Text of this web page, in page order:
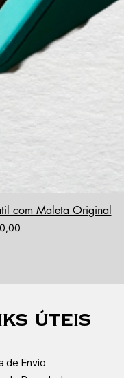
com Maleta Original
ÚTEIS
de Envio